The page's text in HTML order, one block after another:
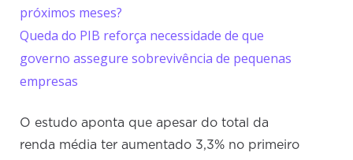
próximos meses?
Queda do PIB reforça necessidade de que
governo assegure sobrevivência de pequenas
empresas
O estudo aponta que apesar do total da
renda média ter aumentado 3,3% no primeiro